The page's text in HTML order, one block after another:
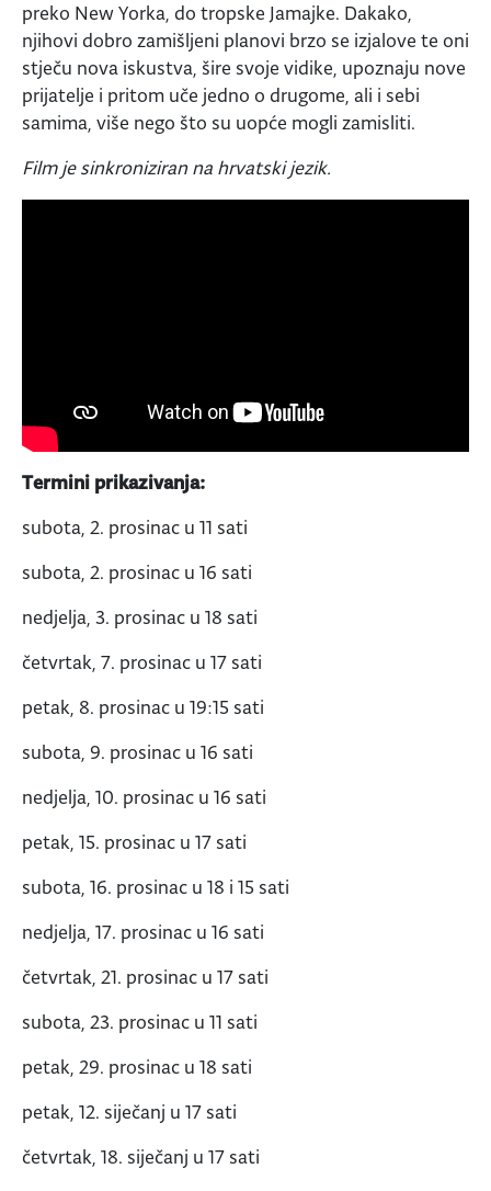
preko New Yorka, do tropske Jamajke. Dakako,
njihovi dobro zamišljeni planovi brzo se izjalove te oni
stječu nova iskustva, šire svoje vidike, upoznaju nove
prijatelje i pritom uče jedno o drugome, ali i sebi
samima, više nego što su uopće mogli zamisliti.
Film je sinkroniziran na hrvatski jezik.
Termini prikazivanja:
subota, 2. prosinac u 11 sati
subota, 2. prosinac u 16 sati
nedjelja, 3. prosinac u 18 sati
četvrtak, 7. prosinac u 17 sati
petak, 8. prosinac u 19:15 sati
subota, 9. prosinac u 16 sati
nedjelja, 10. prosinac u 16 sati
petak, 15. prosinac u 17 sati
subota, 16. prosinac u 18 i 15 sati
nedjelja, 17. prosinac u 16 sati
četvrtak, 21. prosinac u 17 sati
subota, 23. prosinac u 11 sati
petak, 29. prosinac u 18 sati
petak, 12. siječanj u 17 sati
četvrtak, 18. siječanj u 17 sati